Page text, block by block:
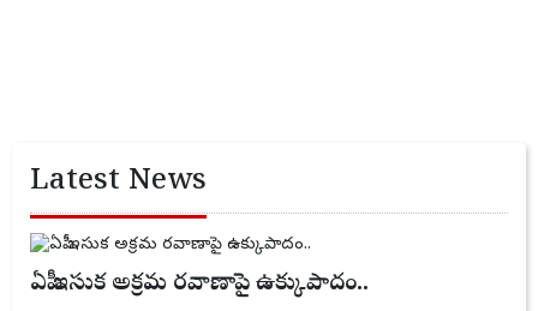
Latest News
ఏపీ ఇసుక అక్రమ రవాణాపై ఉక్కుపాదం..